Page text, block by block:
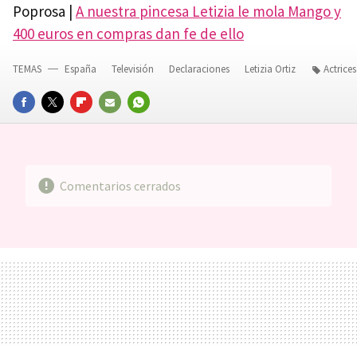
Poprosa | A nuestra pincesa Letizia le mola Mango y
400 euros en compras dan fe de ello
FACEBOOKTWITTERFLIPBOARD
E-
WHATSAPP
TEMAS España Televisión Declaraciones Letizia Ortiz
Comentarios cerrados